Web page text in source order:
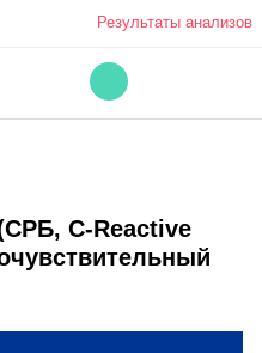
Результаты анализов
C-Reactive